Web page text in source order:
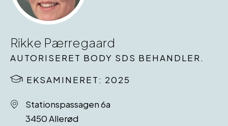
Rikke Pærregaard
AUTORISERET BODY SDS BEHANDLER.
EKSAMINERET: 2025
Stationspassagen 6a
3450 Allerød